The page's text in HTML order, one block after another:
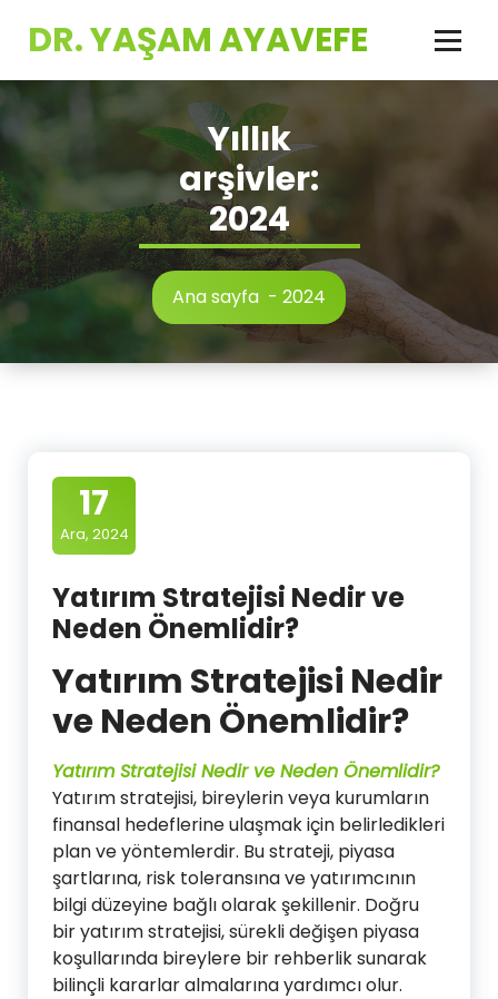
DR. YAŞAM AYAVEFE
Yıllık
arşivler:
2024
Ana sayfa - 2024
17
Ara, 2024
Yatırım Stratejisi Nedir ve
Neden Önemlidir?
Yatırım Stratejisi Nedir
ve Neden Önemlidir?
Yatırım Stratejisi Nedir ve Neden Önemlidir?
Yatırım stratejisi, bireylerin veya kurumların
finansal hedeflerine ulaşmak için belirledikleri
plan ve yöntemlerdir. Bu strateji, piyasa
şartlarına, risk toleransına ve yatırımcının
bilgi düzeyine bağlı olarak şekillenir. Doğru
bir yatırım stratejisi, sürekli değişen piyasa
koşullarında bireylere bir rehberlik sunarak
bilinçli kararlar almalarına yardımcı olur.